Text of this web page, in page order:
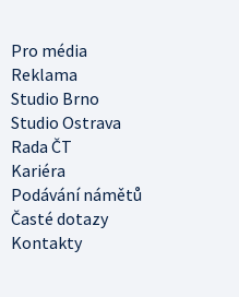
Pro média
Reklama
Studio Brno
Studio Ostrava
Rada ČT
Kariéra
Podávání námětů
Časté dotazy
Kontakty